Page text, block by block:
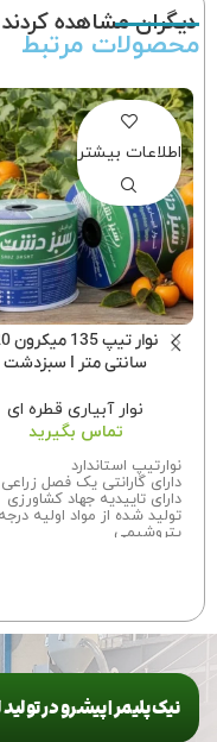
دیگران مشاهده کردند
محصولات مرتبط
نوار تیپ
سانتی متر I سبزدشت
نوار آبیاری قطره ای
تماس بگیرید
نوارتیپ استاندارد
دارای گارانتی یک فصل زراعی
دارای تاییدیه جهاد کشاورزی
تولید شده از مواد اولیه
پتروشیمی
اطلاعات بیشتر
نیک پلیمر | پیشرو در